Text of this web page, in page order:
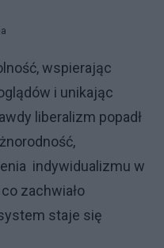
wspierając
i unikając
liberalizm popadł
indywidualizmu w
zachwiało
staje się